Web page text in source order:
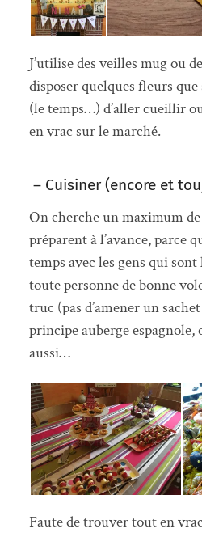
J’utilise des veilles mug ou
disposer quelques fleurs que
(le temps…) d’aller cueillir
en vrac sur le marché.
– Cuisiner (encore et
On cherche un maximum
préparent à l’avance, parce
temps avec les gens qui
toute personne de bonne
truc (pas d’amener un
principe auberge espagnole,
aussi…
Faute de trouver tout en